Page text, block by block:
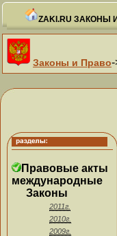
ZAKI.RU ЗАКОНЫ
Законы и Право-
Правовые акты
международные
Законы
2011г.
2010г.
2009г.